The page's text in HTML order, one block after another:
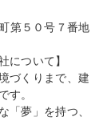
第５０号７番地
について】
づくりまで、建
す。
「夢」を持つ、